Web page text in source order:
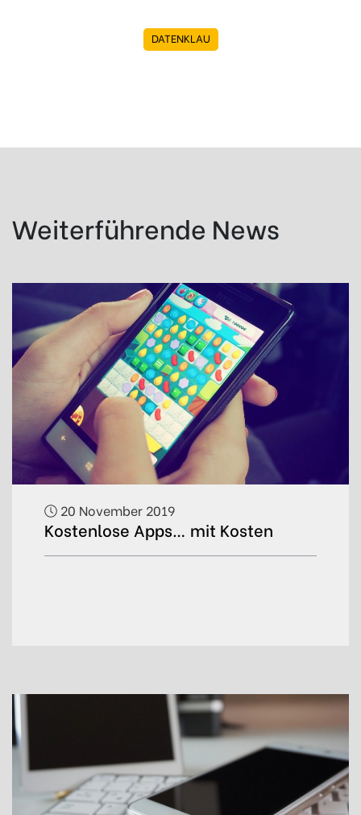
DATENKLAU
Weiterführende News
20 November 2019
Kostenlose Apps… mit Kosten